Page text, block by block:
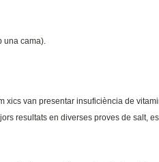
una cama).
xics van presentar insuficiència de
resultats en diverses proves de salt,